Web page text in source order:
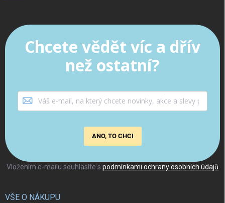
Vložením e-mailu souhlasíte s podmínkami ochrany osobních údajů
Chcete vědět víc a dřív
než ostatní?
ANO, TO CHCI
VŠE O NÁKUPU